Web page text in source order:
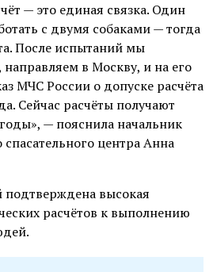
— это единая связка. Один
с двумя собаками — тогда
После испытаний мы
направляем в Москву, и на его
МЧС России о допуске расчёта
Сейчас расчёты получают
— пояснила начальник
центра Анна
высокая
расчётов к выполнению